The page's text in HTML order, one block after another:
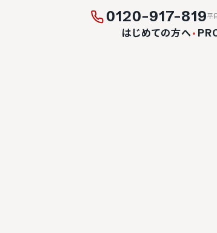
0120-917-819平
はじめての方へ・